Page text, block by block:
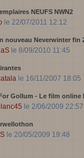
NEUFS NWN2
le 22/07/2011 12:12
nouveau Neverwinter fin
le 8/09/2010 11:45
le 16/11/2007 18:05
Gollum - Le film online
le 2/06/2009 22:57
le 20/05/2009 19:48